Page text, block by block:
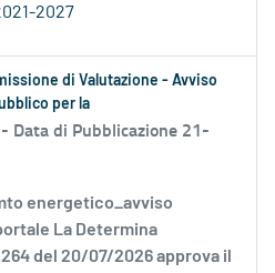
2027
di Valutazione - Avviso
per la
Data di Pubblicazione 21-
energetico_avviso
La Determina
del 20/07/2026 approva il